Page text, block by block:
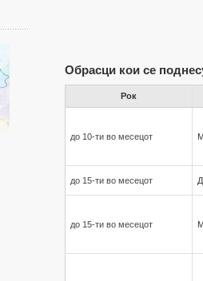
Обрасци кои се
Рок
до 10-ти во месецот
до 15-ти во месецот
до 15-ти во месецот